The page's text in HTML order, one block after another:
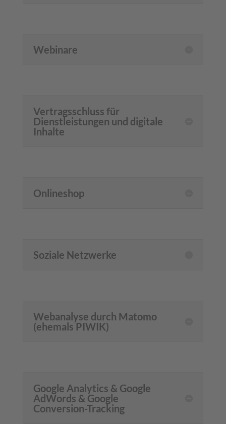
Webinare
Vertragsschluss für
Dienstleistungen und digitale
Inhalte
Onlineshop
Soziale Netzwerke
Webanalyse durch Matomo
(ehemals PIWIK)
Google Analytics & Google
AdWords & Google
Conversion-Tracking